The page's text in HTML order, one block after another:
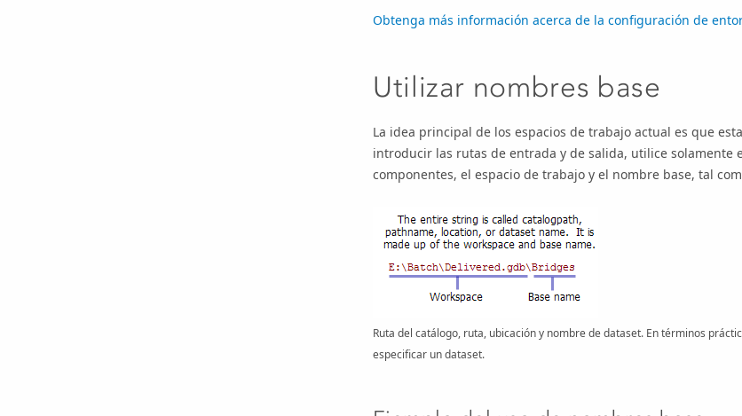
Obtenga más información acerca de la configuración de
Utilizar nombres base
La idea principal de los espacios de trabajo actual es que
introducir las rutas de entrada y de salida, utilice solamente
componentes, el espacio de trabajo y el nombre base, tal
Ruta del catálogo, ruta, ubicación y nombre de dataset. En términos
especificar un dataset.